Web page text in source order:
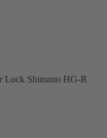
Lock Shimano HG-R